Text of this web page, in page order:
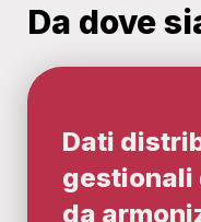
Da dove
Dati
gestionali
da